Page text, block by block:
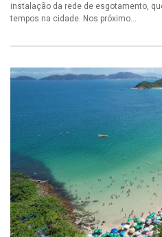
instalação da rede de esgotamento,
tempos na cidade. Nos próximo...